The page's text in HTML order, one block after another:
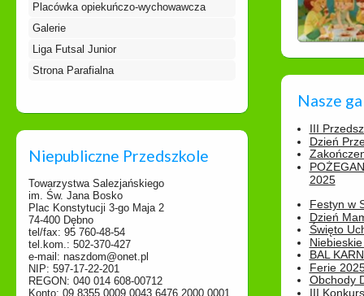
Placówka opiekuńczo-wychowawcza
Galerie
Liga Futsal Junior
Strona Parafialna
Niepubliczne Przedszkole
Towarzystwa Salezjańskiego
im. Św. Jana Bosko
Plac Konstytucji 3-go Maja 2
74-400 Dębno
tel/fax: 95 760-48-54
tel.kom.: 502-370-427
e-mail: naszdom@onet.pl
NIP: 597-17-22-201
REGON: 040 014 608-00712
Konto: 09 8355 0009 0043 6476 2000 0001
Nasze
III
Dzień
2025
Festyn w
Dzień
Święto
BAL
Ferie
Obchody
III